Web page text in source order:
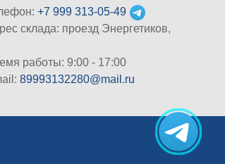
+7 999 313-05-49
склада: проезд Энергетиков,
работы: 9:00 - 17:00
89993132280@mail.ru